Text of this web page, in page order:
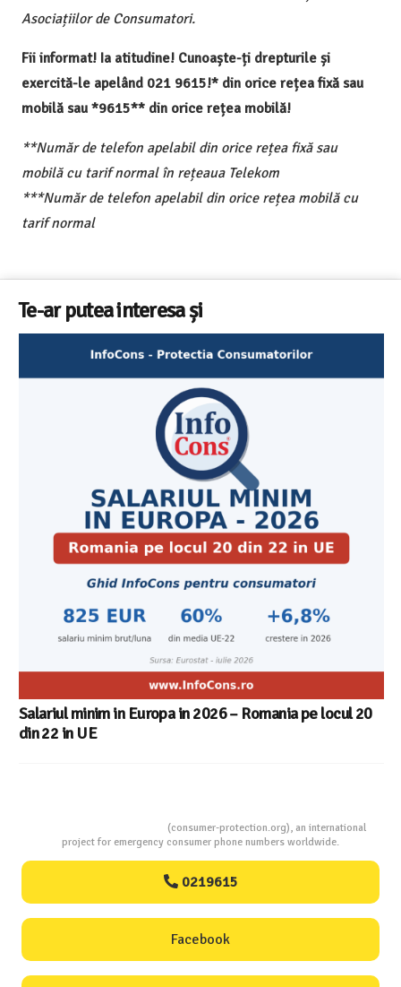
Asociațiilor de Consumatori.
Fii informat! Ia atitudine! Cunoaște-ți drepturile și
exercită-le apelând 021 9615!* din orice rețea fixă sau
mobilă sau *9615** din orice rețea mobilă!
**Număr de telefon apelabil din orice rețea fixă sau
mobilă cu tarif normal în rețeaua Telekom
***Număr de telefon apelabil din orice rețea mobilă cu
tarif normal
Te-ar putea interesa și
Salariul minim in Europa in 2026 – Romania pe locul 20
din 22 in UE
(consumer-protection.org), an international
project for emergency consumer phone numbers worldwide.
0219615
Facebook